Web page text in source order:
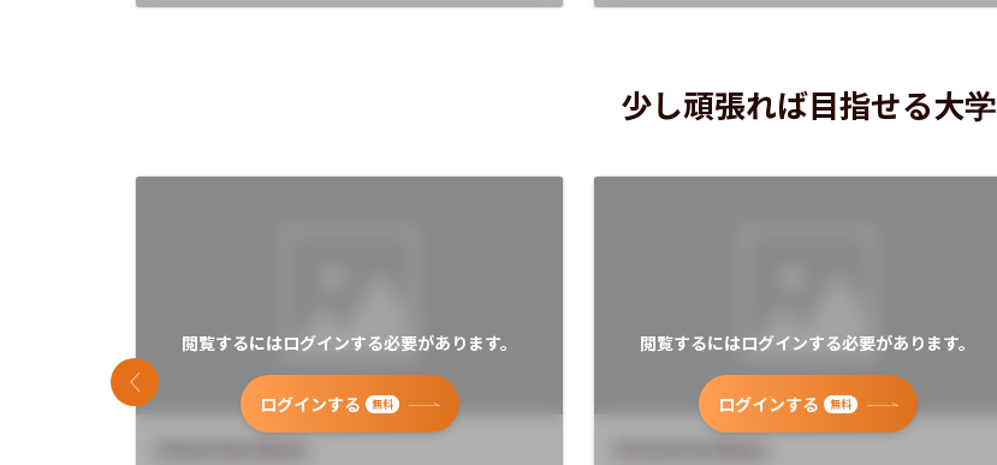
少し頑張れば目指せる大学
閲覧するにはログインする必要があります。
ログインする 無料
閲覧するにはログインする必要があります。
ログインする 無料
前のスライド